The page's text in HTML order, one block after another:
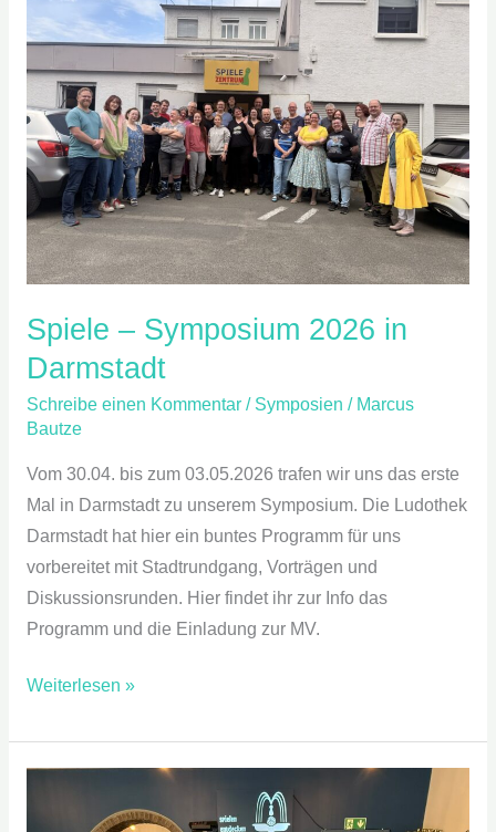
Spiele – Symposium 2026 in
Darmstadt
Schreibe einen Kommentar / Symposien / Marcus
Bautze
Vom 30.04. bis zum 03.05.2026 trafen wir uns das erste
Mal in Darmstadt zu unserem Symposium. Die Ludothek
Darmstadt hat hier ein buntes Programm für uns
vorbereitet mit Stadtrundgang, Vorträgen und
Diskussionsrunden. Hier findet ihr zur Info das
Programm und die Einladung zur MV.
Symposium
Darmstadt
Weiterlesen »